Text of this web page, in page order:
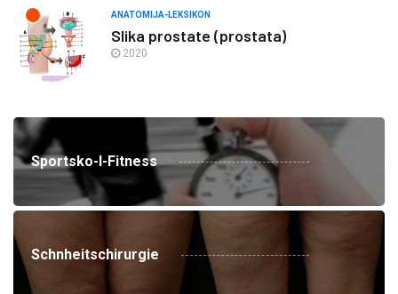
ANATOMIJA-LEKSIKON
Slika prostate (prostata)
2020
Sportsko-I-Fitness
Schnheitschirurgie